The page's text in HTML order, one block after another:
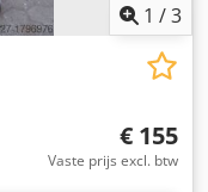
1 /3
€ 155
Vaste prijs excl. btw